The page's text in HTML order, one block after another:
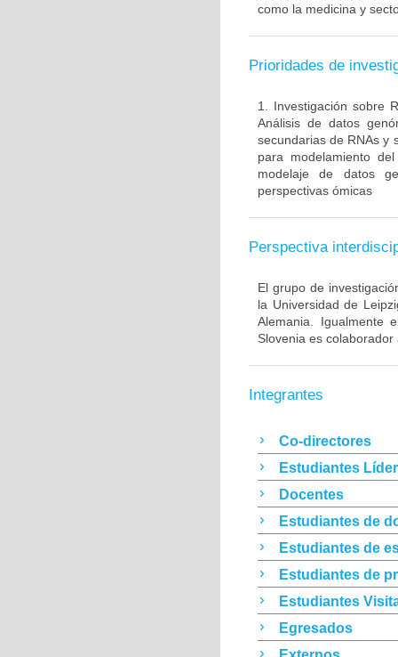
como la medicina y
Prioridades de
1. Investigación sobre
Análisis de datos
secundarias de RNAs y
para modelamiento
modelaje de datos
perspectivas ómicas
Perspectiva
El grupo de
la Universidad de
Alemania. Igualmente
Slovenia es colaborador
Integrantes
Co-directores
Estudiantes
Docentes
Estudiantes de
Estudiantes de
Estudiantes de
Estudiantes
Egresados